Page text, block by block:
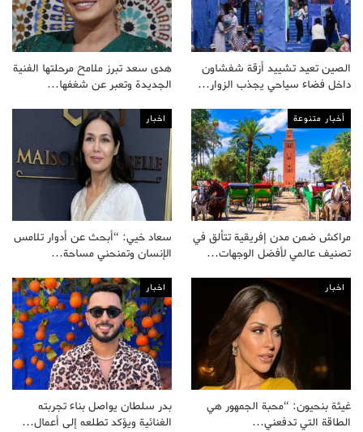
الصين تعيد تشييد أزقة شفشاون
داخل فضاء سياحي يجذب الزوار…
هدى سعد تبرز ملامح مرحلتها الفنية
الجديدة وتعبر عن شغفها…
أخبار متنوعة
مراكش ضمن مدن إفريقية تتألق في
تصنيف عالمي لأفضل الوجهات…
اخبار
سعاد خيي: “أبحث عن أدوار تلامس
الإنسان وتمنحني مساحة…
اخبار
غيثة بنحيون: “محبة الجمهور هي
الطاقة التي تدفعني…
اخبار
بدر سلطان يواصل بناء تجربته
الغنائية ويؤكد تطلعه إلى أعمال…